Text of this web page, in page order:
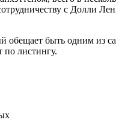
с Долли Ленц
обещает быть одним
листингу.